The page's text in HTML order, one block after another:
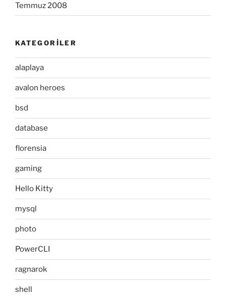
Temmuz 2008
KATEGORILER
alaplaya
avalon heroes
bsd
database
florensia
gaming
Hello Kitty
mysql
photo
PowerCLI
ragnarok
shell